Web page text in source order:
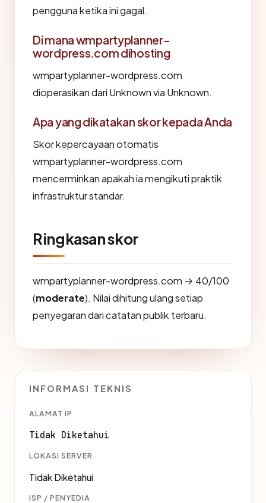
pengguna ketika ini gagal.
Di mana wmpartyplanner-
wordpress.com dihosting
wmpartyplanner-wordpress.com
dioperasikan dari Unknown via Unknown.
Apa yang dikatakan skor kepada Anda
Skor kepercayaan otomatis
wmpartyplanner-wordpress.com
mencerminkan apakah ia mengikuti praktik
infrastruktur standar.
Ringkasan skor
wmpartyplanner-wordpress.com → 40/100
(moderate). Nilai dihitung ulang setiap
penyegaran dari catatan publik terbaru.
INFORMASI TEKNIS
ALAMAT IP
Tidak Diketahui
LOKASI SERVER
Tidak Diketahui
ISP / PENYEDIA